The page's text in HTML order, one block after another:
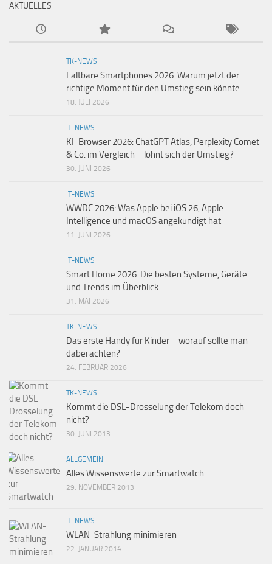
AKTUELLES
TK-NEWS
Faltbare Smartphones 2026: Warum jetzt der
richtige Moment für den Umstieg sein könnte
18. JULI 2026
IT-NEWS
KI-Browser 2026: ChatGPT Atlas, Perplexity Comet
& Co. im Vergleich – lohnt sich der Umstieg?
30. JUNI 2026
IT-NEWS
WWDC 2026: Was Apple bei iOS 26, Apple
Intelligence und macOS angekündigt hat
11. JUNI 2026
IT-NEWS
Smart Home 2026: Die besten Systeme, Geräte
und Trends im Überblick
31. MAI 2026
TK-NEWS
Das erste Handy für Kinder – worauf sollte man
dabei achten?
24. FEBRUAR 2026
TK-NEWS
Kommt die DSL-Drosselung der Telekom doch
nicht?
30. JUNI 2013
ALLGEMEIN
Alles Wissenswerte zur Smartwatch
29. NOVEMBER 2013
IT-NEWS
WLAN-Strahlung minimieren
22. JANUAR 2014